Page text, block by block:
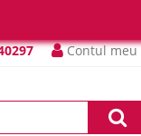
Contul meu